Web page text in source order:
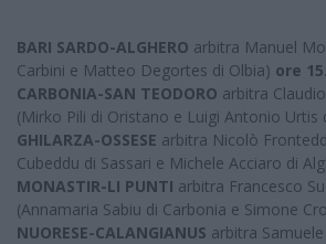
BARI SARDO-ALGHERO arbitra Manuel
Carbini e Matteo Degortes di Olbia) ore
CARBONIA-SAN TEODORO arbitra
(Mirko Pili di Oristano e Luigi Antonio Urtis
GHILARZA-OSSESE arbitra Nicolò
Cubeddu di Sassari e Michele Acciaro di
MONASTIR-LI PUNTI arbitra Francesco
(Annamaria Sabiu di Carbonia e Simone
NUORESE-CALANGIANUS arbitra